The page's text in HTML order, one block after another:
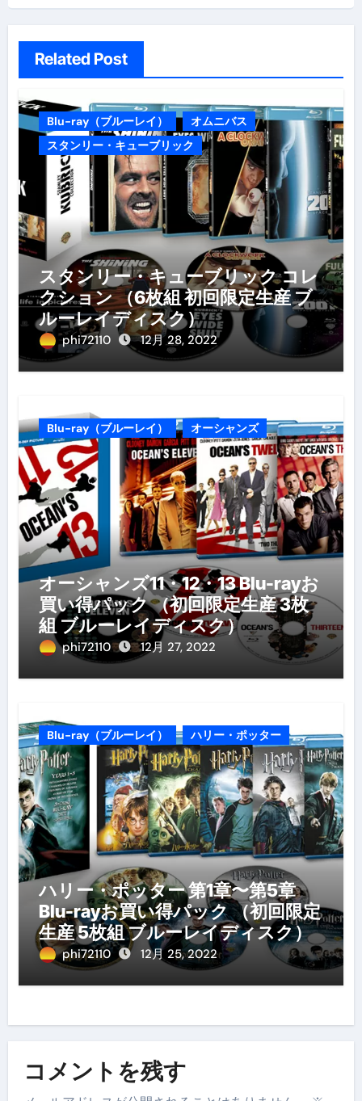
Related Post
Blu-ray（ブルーレイ）
オムニバス
スタンリー・キューブリック
スタンリー・キューブリック コレ
クション （6枚組 初回限定生産 ブ
ルーレイディスク）
phi72110 12月 28, 2022
Blu-ray（ブルーレイ） オーシャンズ
オーシャンズ11・12・13 Blu-rayお
買い得パック （初回限定生産 3枚
組 ブルーレイディスク）
phi72110 12月 27, 2022
Blu-ray（ブルーレイ） ハリー・ポッター
ハリー・ポッター 第1章〜第5章
Blu-rayお買い得パック （初回限定
生産 5枚組 ブルーレイディスク）
phi72110 12月 25, 2022
コメントを残す